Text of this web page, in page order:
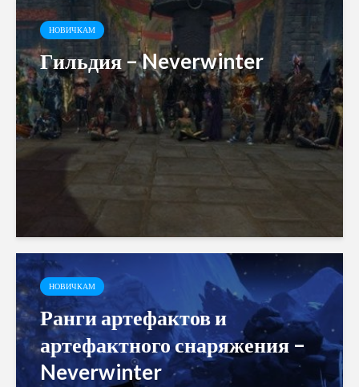
НОВИЧКАМ
Гильдия – Neverwinter
НОВИЧКАМ
Ранги артефактов и
артефактного снаряжения –
Neverwinter